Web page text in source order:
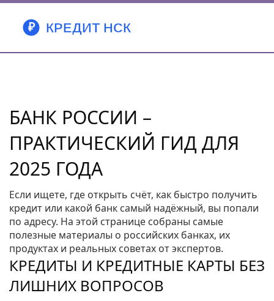
БАНК РОССИИ –
ПРАКТИЧЕСКИЙ ГИД ДЛЯ
2025 ГОДА
Если ищете, где открыть счёт, как быстро получить
кредит или какой банк самый надёжный, вы попали
по адресу. На этой странице собраны самые
полезные материалы о российских банках, их
продуктах и реальных советах от экспертов.
КРЕДИТЫ И КРЕДИТНЫЕ КАРТЫ БЕЗ
ЛИШНИХ ВОПРОСОВ